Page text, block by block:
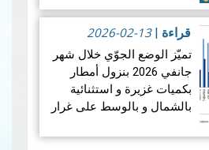
هجري و شملت الإمساكيات
العديد من المدن التونسية
والمناطق المنعزلة جغرافيا.
قراءة |
2026-02-13
تميّز الوضع الجوّي خلال شهر
جانفي 2026 بنزول أمطار
بكميات غزيرة و استثنائية
بالشمال و بالوسط على غرار
جانفي 2026 مما أدى إلى